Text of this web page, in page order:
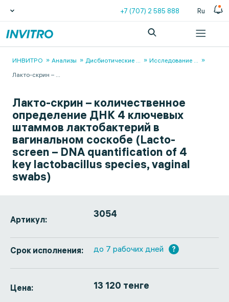
+7 (707) 2 585 888 Ru
ИНВИТРО Анализы Дисбиотические ... Исследование ...
Лакто-скрин – ...
Лакто-скрин – количественное
определение ДНК 4 ключевых
штаммов лактобактерий в
вагинальном соскобе (Lacto-
screen – DNA quantification of 4
key lactobacillus species, vaginal
swabs)
Артикул: 3054
Срок исполнения: до 7 рабочих дней ?
Цена: 13 120 тенге